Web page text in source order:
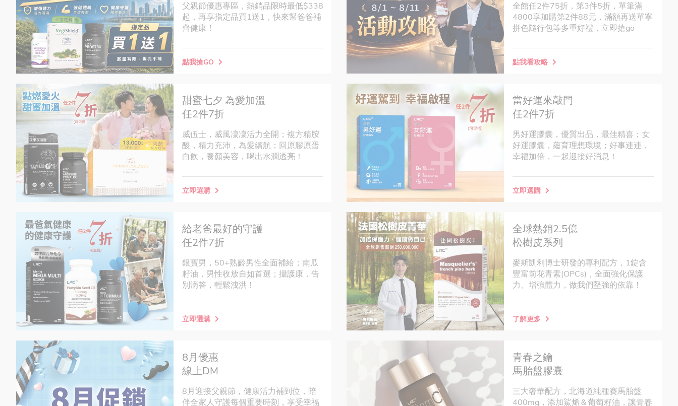
父親節優惠專區，熱銷品限時最低$338
起，再享指定品買1送1，快來幫爸爸補
齊健康！
點我搶GO
全館任2件75折，第3件5折，單筆滿
4800享加購第2件88元，滿額再送單寧
拼色隨行包等多重好禮，立即搶go
點我看攻略
甜蜜七夕 為愛加溫
任2件7折
威伍士，威風凜凜活力全開；複方精胺
酸，精力充沛，為愛續航；回原膠原蛋
白飲，養顏美容，喝出水潤透亮！
立即選購
當好運來敲門
任2件7折
男好運膠囊，優質出品，最佳精喜；女
好運膠囊，蘊育理想環境；好事連連，
幸福加倍，一起迎接好消息！
立即選購
給老爸最好的守護
任2件7折
銀寶男，50+熟齡男性全面補給；南瓜
籽油，男性收放自如首選；攝護康，告
別滴答，輕鬆洩洪！
立即選購
全球熱銷2.5億
松樹皮系列
麥斯凱利博士研發的專利配方，1錠含
豐富前花青素(OPCs)，全面強化保護
力、增強體力，做我們堅強的依靠！
了解更多
8月優惠
線上DM
8月迎接父親節，健康活力補到位，陪
伴全家人守護每個重要時刻，享受幸福
青春之鑰
馬胎盤膠囊
三大奢華配方，北海道純種賽馬胎盤
400mg，添加鯊烯＆葡萄籽油，讓青春